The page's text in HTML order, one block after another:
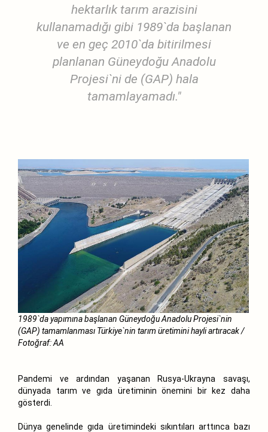
hektarlık tarım arazisini
kullanamadığı gibi 1989`da başlanan
ve en geç 2010`da bitirilmesi
planlanan Güneydoğu Anadolu
Projesi`ni de (GAP) hala
tamamlayamadı."
1989`da yapımına başlanan Güneydoğu Anadolu Projesi`nin
(GAP) tamamlanması Türkiye`nin tarım üretimini hayli artıracak /
Fotoğraf: AA
Pandemi ve ardından yaşanan Rusya-Ukrayna savaşı,
dünyada tarım ve gıda üretiminin önemini bir kez daha
gösterdi.
Dünya genelinde gıda üretimindeki sıkıntıları arttınca bazı